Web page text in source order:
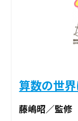
算数の世
藤嶋昭／監